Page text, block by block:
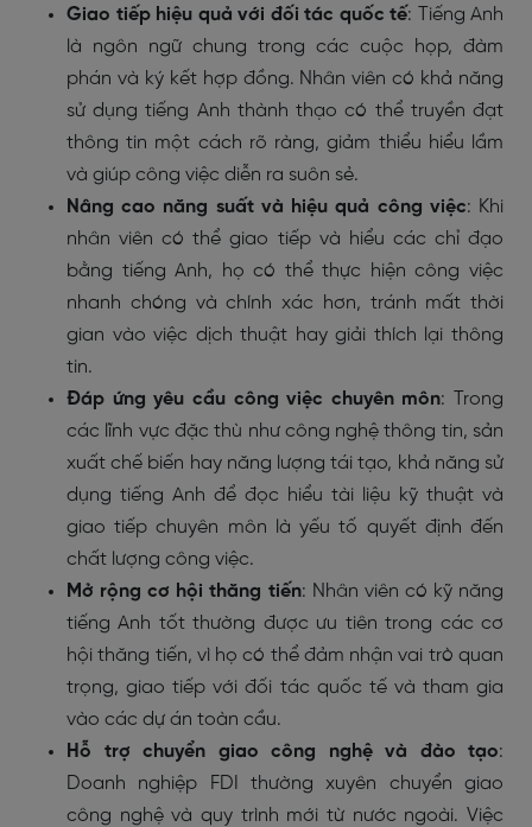
Giao tiếp hiệu quả với đối tác quốc tế: Tiếng Anh
là ngôn ngữ chung trong các cuộc họp, đàm
phán và ký kết hợp đồng. Nhân viên có khả năng
sử dụng tiếng Anh thành thạo có thể truyền đạt
thông tin một cách rõ ràng, giảm thiểu hiểu lầm
và giúp công việc diễn ra suôn sẻ.
Nâng cao năng suất và hiệu quả công việc: Khi
nhân viên có thể giao tiếp và hiểu các chỉ đạo
bằng tiếng Anh, họ có thể thực hiện công việc
nhanh chóng và chính xác hơn, tránh mất thời
gian vào việc dịch thuật hay giải thích lại thông
tin.
Đáp ứng yêu cầu công việc chuyên môn: Trong
các lĩnh vực đặc thù như công nghệ thông tin, sản
xuất chế biến hay năng lượng tái tạo, khả năng sử
dụng tiếng Anh để đọc hiểu tài liệu kỹ thuật và
giao tiếp chuyên môn là yếu tố quyết định đến
chất lượng công việc.
Mở rộng cơ hội thăng tiến: Nhân viên có kỹ năng
tiếng Anh tốt thường được ưu tiên trong các cơ
hội thăng tiến, vì họ có thể đảm nhận vai trò quan
trọng, giao tiếp với đối tác quốc tế và tham gia
vào các dự án toàn cầu.
Hỗ trợ chuyển giao công nghệ và đào tạo:
Doanh nghiệp FDI thường xuyên chuyển giao
công nghệ và quy trình mới từ nước ngoài. Việc